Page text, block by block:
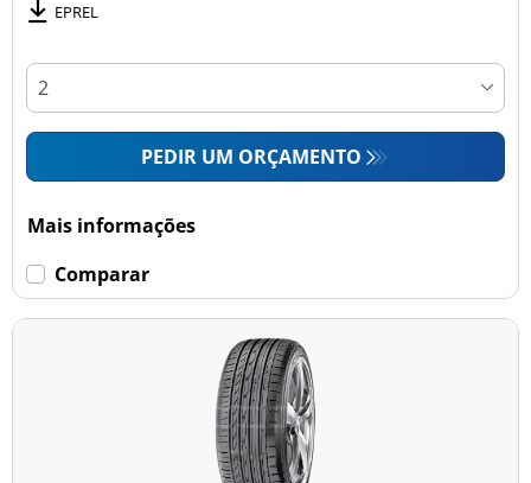
EPREL
PEDIR UM ORÇAMENTO
Mais informações
Comparar